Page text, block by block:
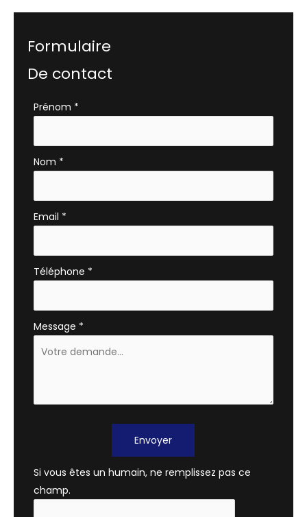
Formulaire
De contact
Formulaire
téléphone
Prénom *
Nom *
Email *
Téléphone *
Message *
Envoyer
Si vous êtes un humain, ne remplissez pas ce
champ.